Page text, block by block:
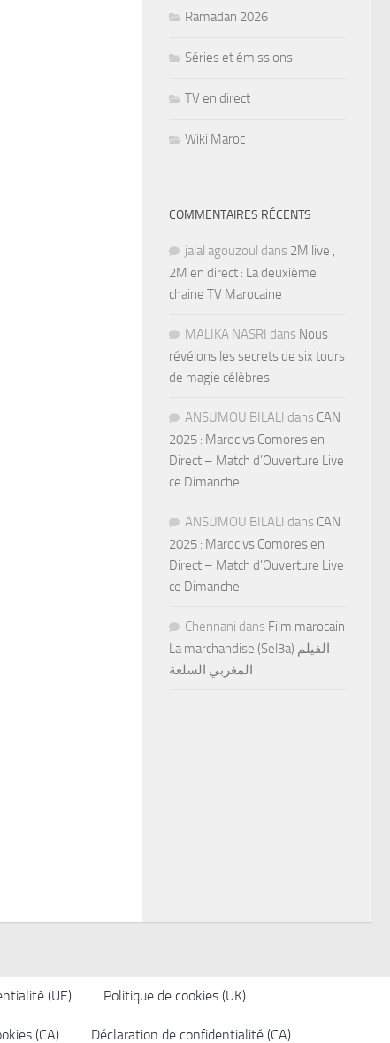
Ramadan 2026
Séries et émissions
TV en direct
Wiki Maroc
COMMENTAIRES RÉCENTS
jalal agouzoul dans 2M live ,
2M en direct : La deuxième
chaine TV Marocaine
MALIKA NASRI dans Nous
révélons les secrets de six tours
de magie célèbres
ANSUMOU BILALI dans CAN
2025 : Maroc vs Comores en
Direct – Match d’Ouverture Live
ce Dimanche
ANSUMOU BILALI dans CAN
2025 : Maroc vs Comores en
Direct – Match d’Ouverture Live
ce Dimanche
Chennani dans Film marocain
La marchandise (Sel3a) الفيلم
المغربي السلعة
(UE) Politique de cookies (UK)
(CA) Déclaration de confidentialité (CA)